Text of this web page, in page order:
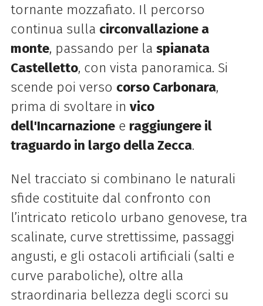
tornante mozzafiato. Il percorso
continua sulla circonvallazione a
monte, passando per la spianata
Castelletto, con vista panoramica. Si
scende poi verso corso Carbonara,
prima di svoltare in vico
dell'Incarnazionee raggiungere il
traguardo in largo della Zecca.
Nel tracciato si combinano le naturali
sfide costituite dal confronto con
l’intricato reticolo urbano genovese, tra
scalinate, curve strettissime, passaggi
angusti, e gli ostacoli artificiali (salti e
curve paraboliche), oltre alla
straordinaria bellezza degli scorci su